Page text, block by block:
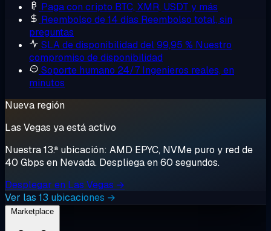
Paga con cripto BTC, XMR, USDT y más
Reembolso de 14 días Reembolso total, sin
preguntas
SLA de disponibilidad del 99,95 % Nuestro
compromiso de disponibilidad
Soporte humano 24/7 Ingenieros reales, en
minutos
Nueva región
Las Vegas ya está activo
Nuestra 13.ª ubicación: AMD EPYC, NVMe puro y red de
40 Gbps en Nevada. Despliega en 60 segundos.
Desplegar en Las Vegas →
Ver las 13 ubicaciones →